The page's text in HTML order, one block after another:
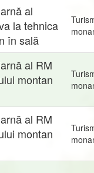
al
la tehnica
în sală
al RM
montan
al RM
montan